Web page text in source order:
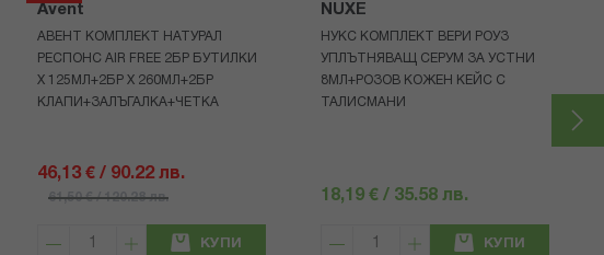
Avent
АВЕНТ КОМПЛЕКТ НАТУРАЛ
РЕСПОНС AIR FREE 2БР БУТИЛКИ
Х 125МЛ+2БР Х 260МЛ+2БР
КЛАПИ+ЗАЛЪГАЛКА+ЧЕТКА
46,13 € / 90.22 лв.
61,50 € / 120.28 лв.
КУПИ
NUXE
НУКС КОМПЛЕКТ ВЕРИ РОУЗ
УПЛЪТНЯВАЩ СЕРУМ ЗА УСТНИ
8МЛ+РОЗОВ КОЖЕН КЕЙС С
ТАЛИСМАНИ
18,19 € / 35.58 лв.
КУПИ